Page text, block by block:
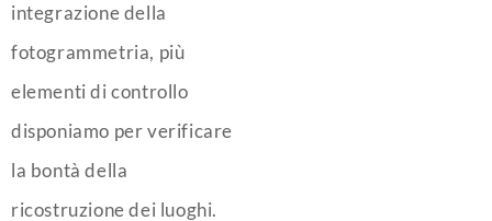
integrazione della
fotogrammetria, più
elementi di controllo
disponiamo per verificare
la bontà della
ricostruzione dei luoghi.